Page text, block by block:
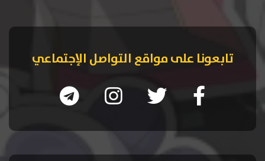
تابعونا على مواقع التواصل الإجتماعي